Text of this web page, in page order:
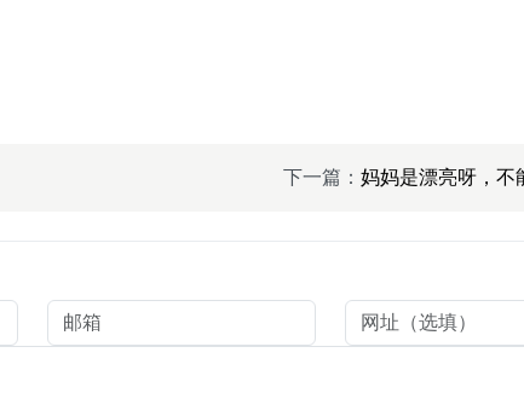
下一篇： 妈妈是漂亮呀，不